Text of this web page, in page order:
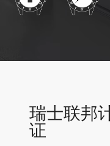
瑞士联邦
证